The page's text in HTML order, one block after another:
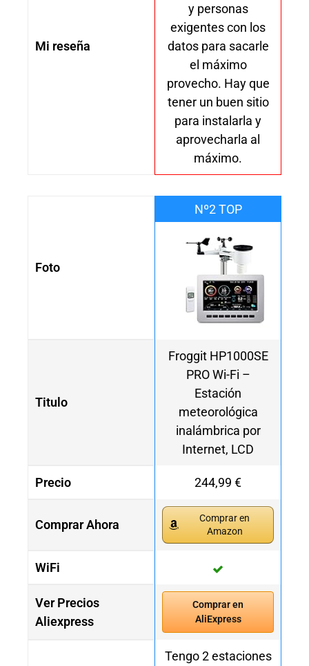
Mi reseña
y personas
exigentes con los
datos para sacarle
el máximo
provecho. Hay que
tener un buen sitio
para instalarla y
aprovecharla al
máximo.
Foto
Nº2 TOP
Titulo
Froggit HP1000SE
PRO Wi-Fi –
Estación
meteorológica
inalámbrica por
Internet, LCD
Precio 244,99 €
Comprar Ahora
Comprar en
Amazon
WiFi
Ver Precios
Aliexpress
Comprar en
AliExpress
Tengo 2 estaciones